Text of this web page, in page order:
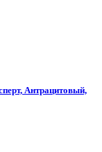
Антрацитовый,